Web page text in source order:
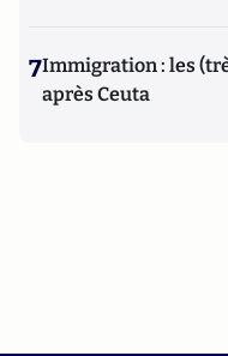
7Immigration : les
après Ceuta